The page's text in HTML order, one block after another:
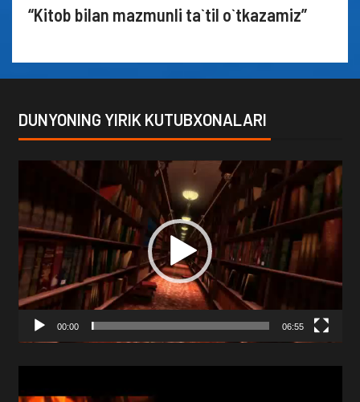
“Kitob bilan mazmunli ta`til o`tkazamiz”
DUNYONING YIRIK KUTUBXONALARI
00:00 06:55
Player